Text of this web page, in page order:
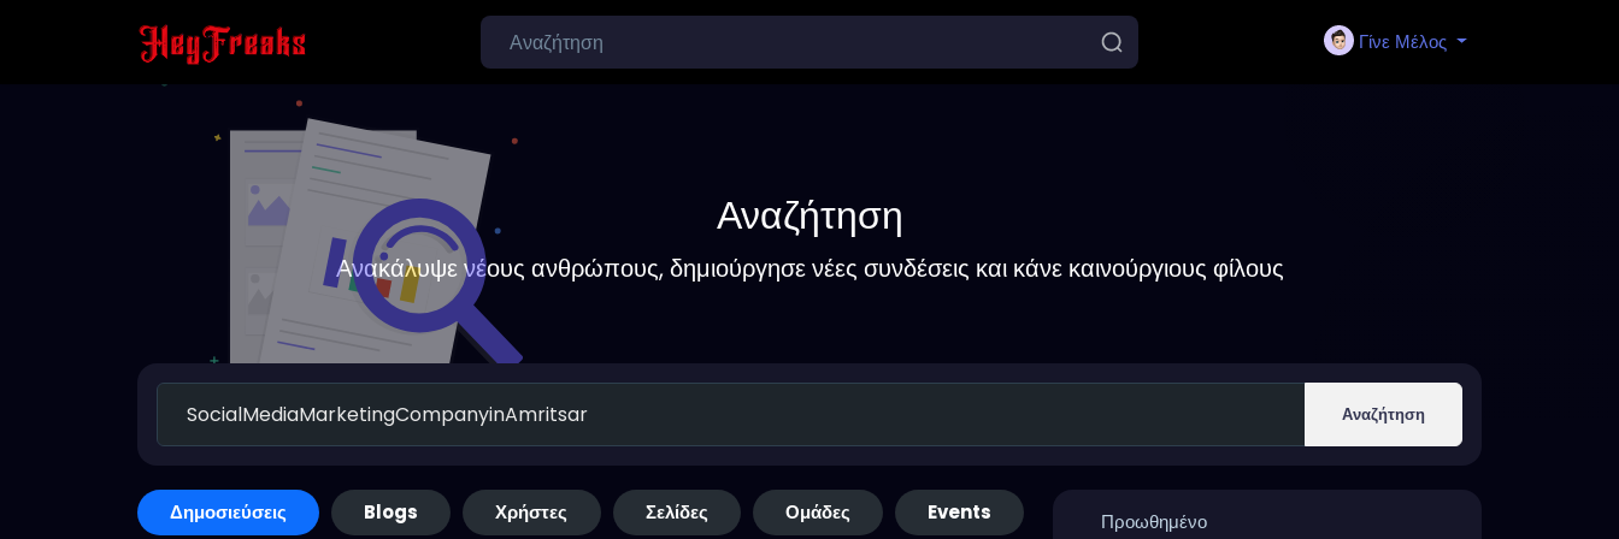
Γίνε Μέλος
Αναζήτηση
Ανακάλυψε νέους ανθρώπους, δημιούργησε νέες συνδέσεις και κάνε καινούργιους φίλους
Αναζήτηση
Δημοσιεύσεις Blogs Χρήστες Σελίδες Ομάδες Events Προωθημένο